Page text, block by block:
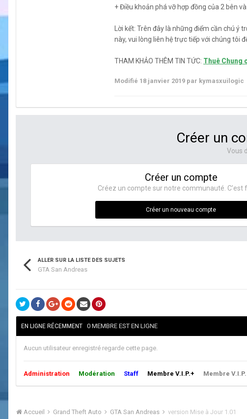
+ Điều khoản phá vỡ hợp đồng của 2 bên
Lời kết: Trên đây là những điểm cần chú ý
này, vui lòng liên hệ trực tiếp với chúng tôi
THAM KHẢO THÊM TIN TỨC: Thuê Chung
Modifié 18 janvier 2019 par kymasxuilogic
Créer un
Vous
Créer un compte
Créez un compte sur notre communauté. C’est
Créer un nouveau compte
ALLER SUR LA LISTE DES SUJETS
GTA San Andreas
EN LIGNE RÉCEMMENT 0 MEMBRE EST EN LIGNE
Aucun utilisateur enregistré regarde cette page.
Administration Modération Staff Membre V.I.P.+ Membre V.I.P.
Accueil Grand Theft Auto GTA San Andreas version Mise à Jour 1.01